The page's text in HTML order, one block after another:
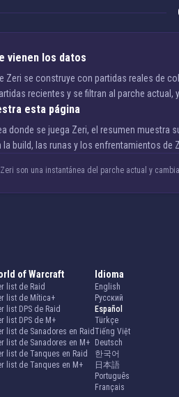
vienen los datos
Zeri se construye con partidas reales de
recientes y se filtran al parche actual,
esta página
donde se juega Zeri, el resumen muestra
build, las runas y los enfrentamientos de
son una instantánea del parche actual y
of Warcraft
list de Raid
list de Mítica+
list DPS de Raid
list DPS de M+
list de Sanadores en Raid
list de Sanadores en M+
list de Tanques en Raid
list de Tanques en M+
Idioma
English
Русский
Español
Türkçe
Tiếng Việt
Deutsch
한국어
日本語
Português
Français